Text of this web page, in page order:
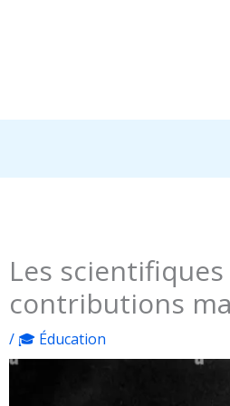
Les
contributions
/🎓 Éducation